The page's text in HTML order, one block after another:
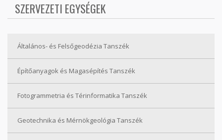
SZERVEZETI EGYSÉGEK
Általános- és Felsőgeodézia Tanszék
Építőanyagok és Magasépítés Tanszék
Fotogrammetria és Térinformatika Tanszék
Geotechnika és Mérnökgeológia Tanszék